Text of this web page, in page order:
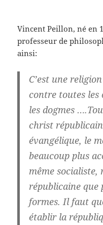
Vincent Peillon, né en
professeur de
ainsi:
C’est une religion
contre toutes
les dogmes
christ
évangélique, le
beaucoup plus
même socialiste,
républicaine que
formes. Il faut
établir la